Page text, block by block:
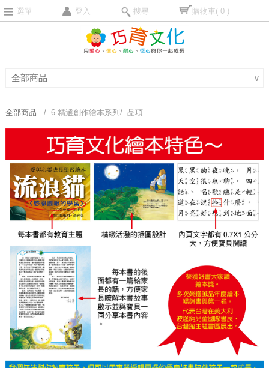
選單 登入 搜尋 購物車( 0 )
全部商品 ∨
全部商品 / 6.精選創作繪本系列/ 品項